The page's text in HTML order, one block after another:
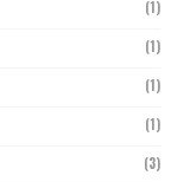
(1)
(1)
(1)
(1)
(3)